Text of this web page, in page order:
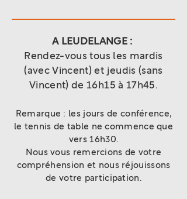
A LEUDELANGE :
Rendez-vous tous les mardis
(avec Vincent) et jeudis (sans
Vincent) de 16h15 à 17h45.
Remarque : les jours de conférence,
le tennis de table ne commence que
vers 16h30.
Nous vous remercions de votre
compréhension et nous réjouissons
de votre participation.